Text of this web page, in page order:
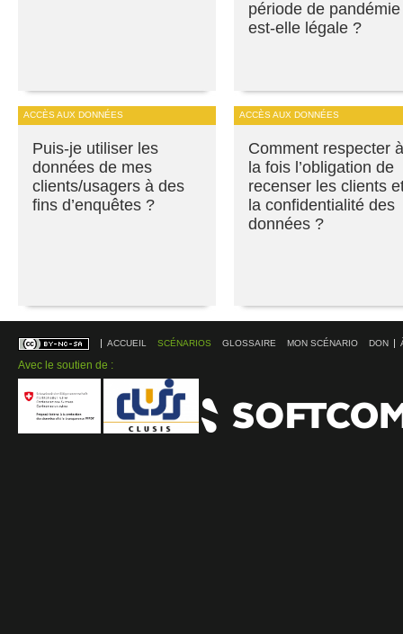
période de pandémie
est-elle légale ?
ACCÈS AUX DONNÉES
Puis-je utiliser les
données de mes
clients/usagers à des
fins d’enquêtes ?
ACCÈS AUX DONNÉES
Comment respecter à
la fois l’obligation de
recenser les clients
la confidentialité des
données ?
ACCUEIL SCÉNARIOS GLOSSAIRE MON SCÉNARIO DON
Avec le soutien de :